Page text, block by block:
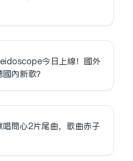
今日上線！國外
內新歌？
問心2片尾曲，歌曲赤子